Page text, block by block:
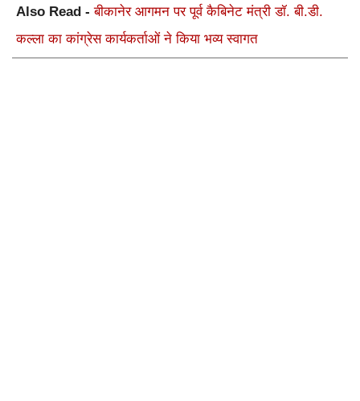
Also Read -बीकानेर आगमन पर पूर्व कैबिनेट मंत्री डॉ. बी.डी.
कल्ला का कांग्रेस कार्यकर्ताओं ने किया भव्य स्वागत